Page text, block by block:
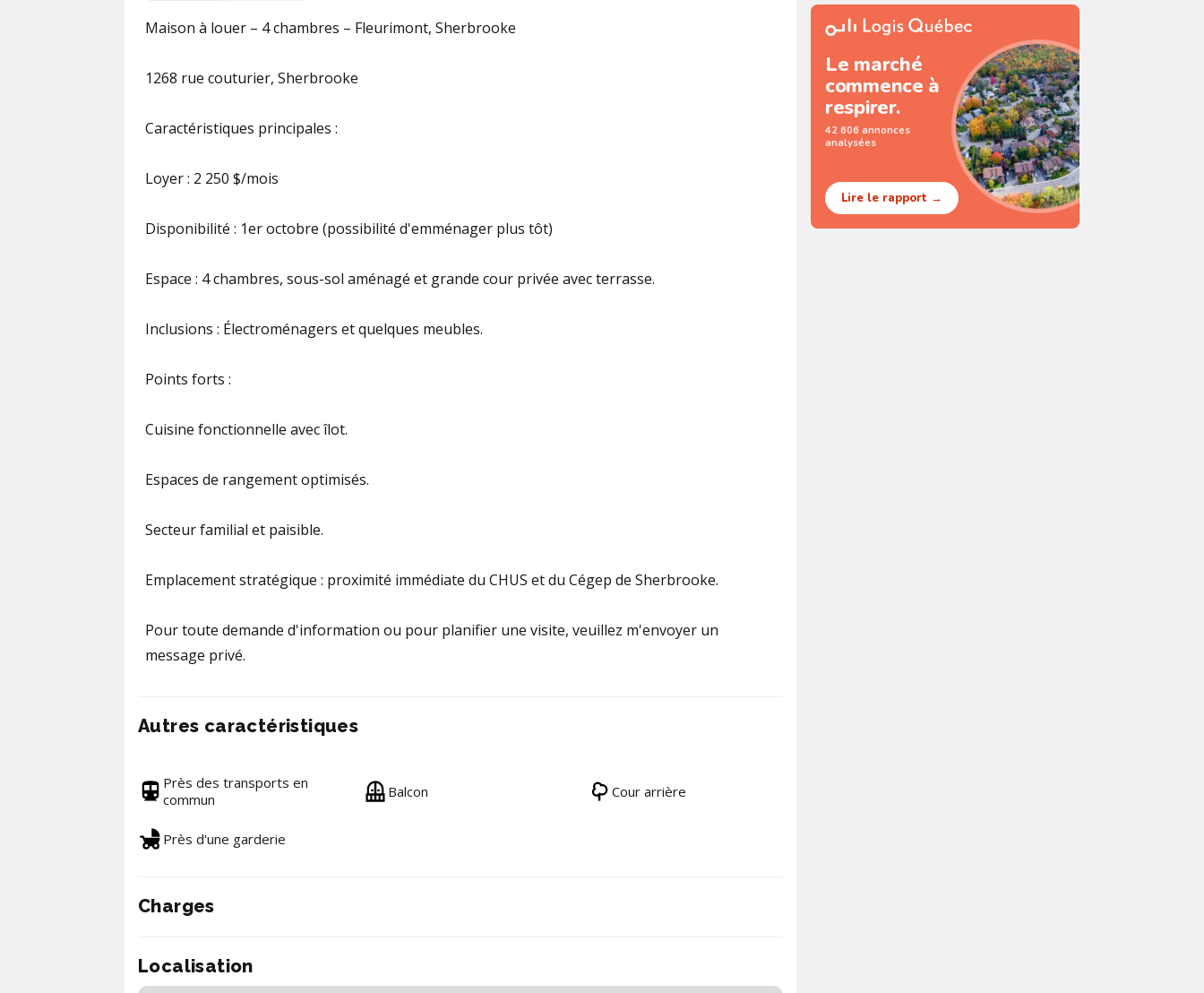
Maison à louer – 4 chambres – Fleurimont, Sherbrooke
1268 rue couturier, Sherbrooke
Caractéristiques principales :
Loyer : 2 250 $/mois
Disponibilité : 1er octobre (possibilité d'emménager plus tôt)
Espace : 4 chambres, sous-sol aménagé et grande cour privée avec terrasse.
Inclusions : Électroménagers et quelques meubles.
Points forts :
Cuisine fonctionnelle avec îlot.
Espaces de rangement optimisés.
Secteur familial et paisible.
Emplacement stratégique : proximité immédiate du CHUS et du Cégep de Sherbrooke.
Pour toute demande d'information ou pour planifier une visite, veuillez m'envoyer un
message privé.
Autres caractéristiques
Près des transports en
commun
Balcon Cour arrière
Près d'une garderie
Charges
Localisation
Le marché
commence à
respirer.
42 606 annonces
analysées
Lire le rapport →